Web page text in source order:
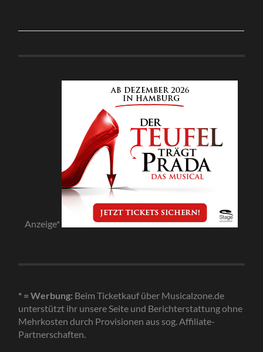
Anzeige*
* = Werbung: Beim Ticketkauf über Musicalzone.de
unterstützt ihr unsere Seite und Berichterstattung ohne
Mehrkosten durch Provisionen aus sog. Affiliate-
Partnerschaften.